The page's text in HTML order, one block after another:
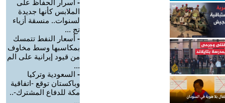
- أسرار الحفاظ على
الملابس كأنها جديدة
لسنوات.. منسقة أزياء
تج ...
- أسعار النفط تتمسك
بمكاسبها وسط مخاوف
من قيود إيرانية على الم
...
- السعودية وتركيا
وباكستان توقع -اتفاقية
مكة للدفاع المشترك-..
...